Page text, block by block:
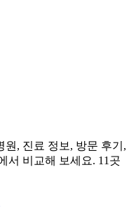
, 진료 정보, 방문 후기,
서 비교해 보세요. 11곳